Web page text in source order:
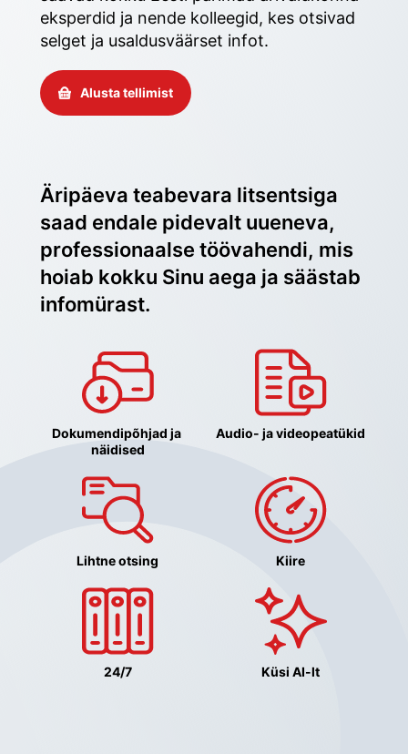
eksperdid ja nende kolleegid, kes otsivad
selget ja usaldusväärset infot.
Alusta tellimist
Äripäeva teabevara litsentsiga
saad endale pidevalt uueneva,
professionaalse töövahendi, mis
hoiab kokku Sinu aega ja säästab
infomürast.
Dokumendipõhjad ja
näidised
Audio- ja videopeatükid
Lihtne otsing Kiire
24/7 Küsi AI-lt